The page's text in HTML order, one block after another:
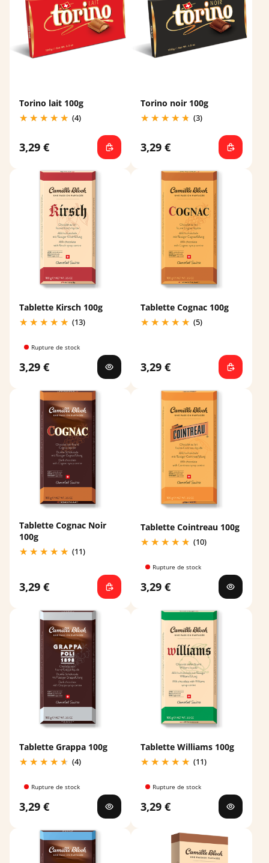
Torino lait 100g
(4)
3,29 €
Torino noir 100g
(3)
3,29 €
Tablette Kirsch 100g
(13)
Rupture de stock
3,29 €
Tablette Cognac 100g
(5)
3,29 €
Tablette Cognac Noir
100g
(11)
3,29 €
Tablette Cointreau 100g
(10)
Rupture de stock
3,29 €
Tablette Grappa 100g
(4)
Rupture de stock
3,29 €
Tablette Williams 100g
(11)
Rupture de stock
3,29 €